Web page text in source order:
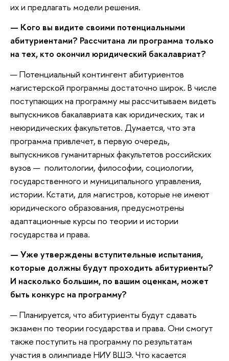
их и предлагать модели решения.
— Кого вы видите своими потенциальными
абитуриентами? Рассчитана ли программа только
на тех, кто окончил юридический бакалавриат?
— Потенциальный контингент абитуриентов
магистерской программы достаточно широк. В числе
поступающих на программу мы рассчитываем видеть
выпускников бакалавриата как юридических, так и
неюридических факультетов. Думается, что эта
программа привлечет, в первую очередь,
выпускников гуманитарных факультетов российских
вузов — политологии, философии, социологии,
государственного и муниципального управления,
истории. Кстати, для магистров, которые не имеют
юридического образования, предусмотрены
адаптационные курсы по теории и истории
государства и права.
— Уже утверждены вступительные испытания,
которые должны будут проходить абитуриенты?
И насколько большим, по вашим оценкам, может
быть конкурс на программу?
— Планируется, что абитуриенты будут сдавать
экзамен по теории государства и права. Они смогут
также поступить на программу по результатам
участия в олимпиаде НИУ ВШЭ. Что касается